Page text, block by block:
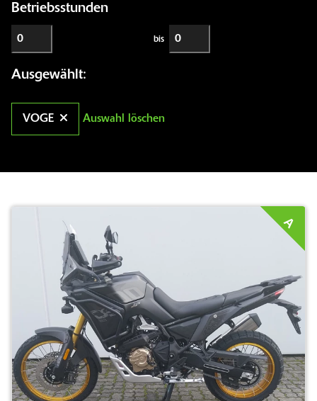
Betriebsstunden
bis
Ausgewählt:
VOGE Auswahl löschen
A